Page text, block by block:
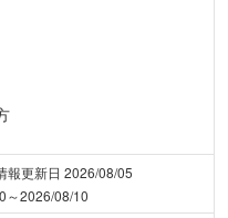
報更新日 2026/08/05
～2026/08/10